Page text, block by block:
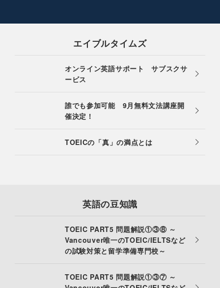
エイブルタイムズ
オンライン英語サポート サブスクサ
ービス
誰でも参加可能 9月無料文法講座開
催決定！
TOEICの「真」の満点とは
英語の豆知識
TOEIC PART5 問題解説①③⑧ ～
Vancouver唯一のTOEIC/IELTSなど
の試験対策と留学準備専門校～
TOEIC PART5 問題解説①③⑦ ～